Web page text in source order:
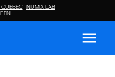
QUEBEC NUMIX LAB
EN
menu